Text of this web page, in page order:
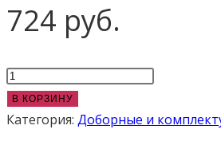
724 руб.
Количество
товара
Планка
В КОРЗИНУ
Категория: Доборные и